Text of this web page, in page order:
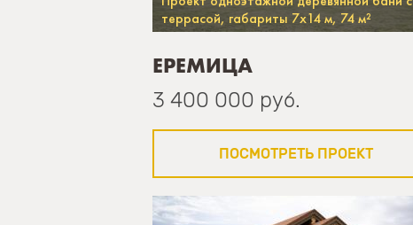
террасой, габариты 7х14 м, 74 м²
ЕРЕМИЦА
3 400 000 руб.
ПОСМОТРЕТЬ ПРОЕКТ